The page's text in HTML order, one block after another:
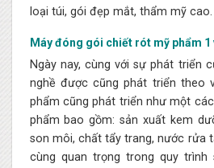
loại túi, gói đẹp mắt, thẩm mỹ cao.
Máy đóng gói chiết rót mỹ phẩm 1
Ngày nay, cùng với sự phát triển
nghề được cũng phát triển theo
phẩm cũng phát triển như một
phẩm bao gồm: sản xuất kem
son môi, chất tẩy trang, nước rửa
cùng quan trọng trong quy